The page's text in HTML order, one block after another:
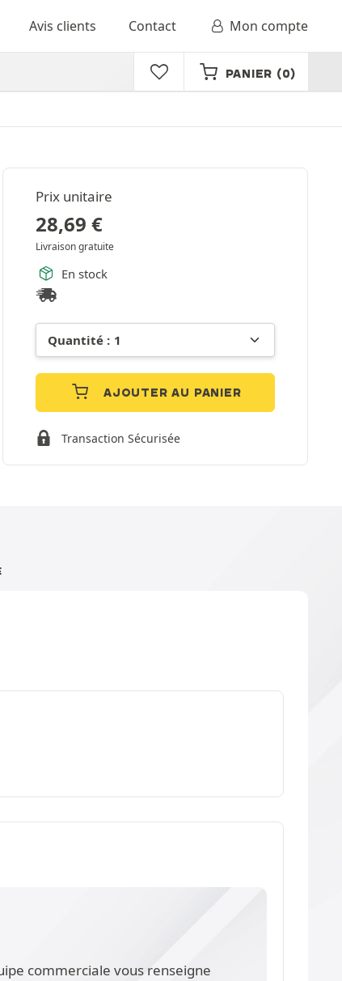
Avis clients Contact Mon compte
PANIER (0)
Prix unitaire
28,69 €
Livraison gratuite
En stock
AJOUTER AU PANIER
Transaction Sécurisée
commerciale vous renseigne